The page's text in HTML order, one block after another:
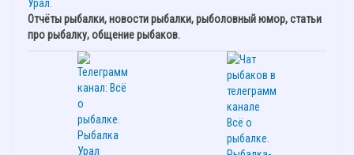
Отчёты рыбалки, новости рыбалки, рыболовный юмор, статьи
про рыбалку, общение рыбаков.